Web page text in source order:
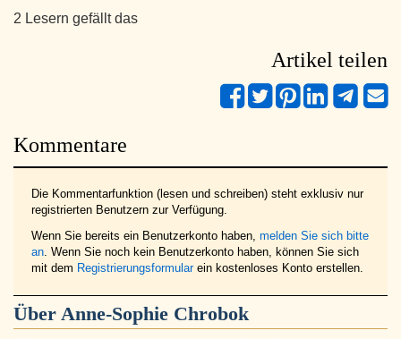
2 Lesern gefällt das
Artikel teilen
Kommentare
Die Kommentarfunktion (lesen und schreiben) steht exklusiv nur
registrierten Benutzern zur Verfügung.
Wenn Sie bereits ein Benutzerkonto haben, melden Sie sich bitte
an . Wenn Sie noch kein Benutzerkonto haben, können Sie sich
mit dem Registrierungsformularein kostenloses Konto erstellen.
Über Anne-Sophie Chrobok